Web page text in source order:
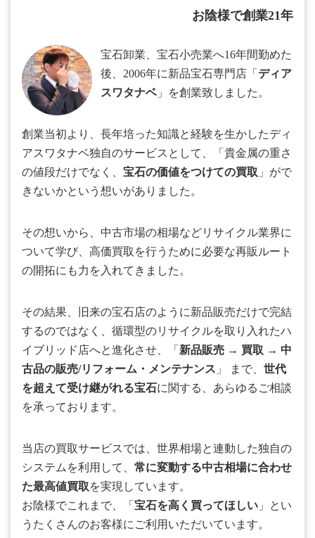
お陰様で創業21年
宝石卸業、宝石小売業へ16年間勤めた
後、2006年に新品宝石専門店「 ディア
スワタナベ」を創業致しました。
創業当初より、長年培った知識と経験を生かしたディ
アスワタナベ独自のサービスとして、「貴金属の重さ
の値段だけでなく、 宝石の価値をつけての買取 」がで
きないかという想いがありました。
その想いから、中古市場の相場などリサイクル業界に
ついて学び、高価買取を行うために必要な再販ルート
の開拓にも力を入れてきました。
その結果、旧来の宝石店のように新品販売だけで完結
するのではなく、循環型のリサイクルを取り入れたハ
イブリッド店へと進化させ、「 新品販売 → 買取 → 中
古品の販売/リフォーム・メンテナンス 」 まで、 世代
を超えて受け継がれる宝石に関する、あらゆるご相談
を承っております。
当店の買取サービスでは、世界相場と連動した独自の
システムを利用して、 常に変動する中古相場に合わせ
た最高値買取を実現しています。
お陰様でこれまで、「 宝石を高く買ってほしい 」とい
うたくさんのお客様にご利用いただいています。